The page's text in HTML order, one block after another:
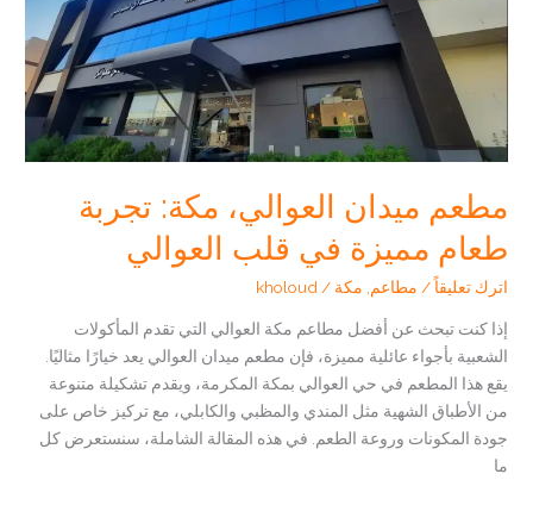
مكة
مطعم ميدان العوالي، مكة: تجربة
طعام مميزة في قلب العوالي
اترك تعليقاً / مطاعم مكة /
kholoud
إذا كنت تبحث عن أفضل مطاعم مكة العوالي التي تقدم المأكولات
الشعبية بأجواء عائلية مميزة، فإن مطعم ميدان العوالي يعد خيارًا مثاليًا.
يقع هذا المطعم في حي العوالي بمكة المكرمة، ويقدم تشكيلة متنوعة
من الأطباق الشهية مثل المندي والمظبي والكابلي، مع تركيز خاص على
جودة المكونات وروعة الطعم. في هذه المقالة الشاملة، سنستعرض كل
ما